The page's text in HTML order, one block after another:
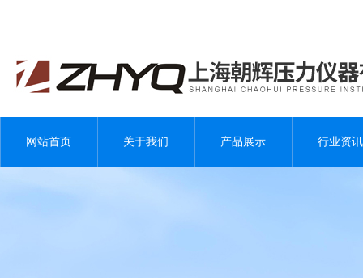
网站首页 关于我们 产品展示 行业资讯